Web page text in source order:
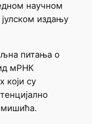
научном
издању
питања о
мРНК
који су
мишића.